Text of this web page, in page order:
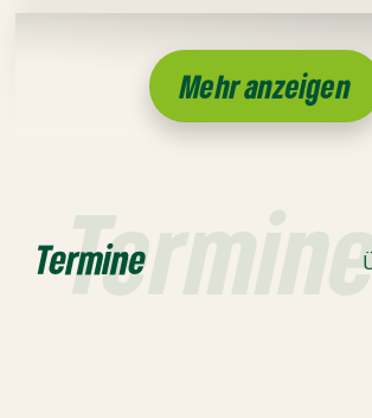
Mehr anzeigen
Termine